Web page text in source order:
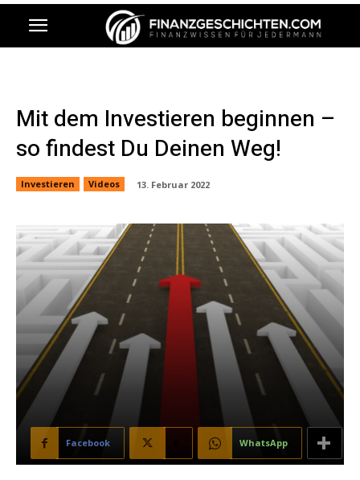
Mit dem Investieren beginnen –
so findest Du Deinen Weg!
Investieren Videos 13. Februar 2022
Facebook WhatsApp